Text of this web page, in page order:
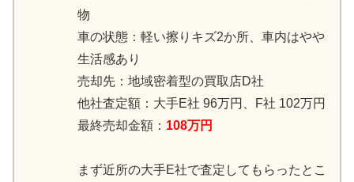
物
車の状態：軽い擦りキズ2か所、車内はやや
生活感あり
売却先：地域密着型の買取店D社
他社査定額：大手E社 96万円、F社 102万円
最終売却金額： 108万円
まず近所の大手E社で査定してもらったとこ